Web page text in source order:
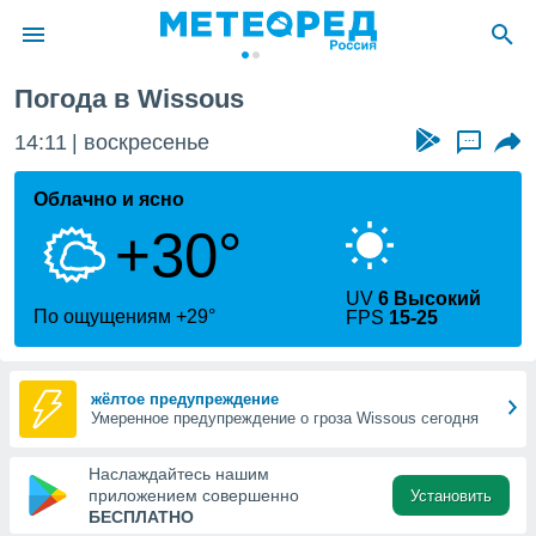
о
Вы можете
к этому
доступ
Погода в Wissous
14:11 воскресенье ...
Облачно и ясно
+30°
По ощущениям +29°
UV6 Высокий
FPS 15-25
жёлтое предупреждение
Умеренное предупреждение о гроза Wissous сегодня
Наслаждайтесь нашим
приложением совершенно
БЕСПЛАТНО
Установить